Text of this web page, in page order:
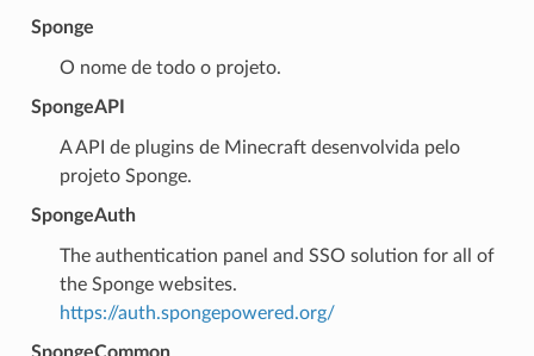
Sponge
O nome de todo o projeto.
SpongeAPI
A API de plugins de Minecraft desenvolvida pelo
projeto Sponge.
SpongeAuth
The authentication panel and SSO solution for all of
the Sponge websites.
https://auth.spongepowered.org/